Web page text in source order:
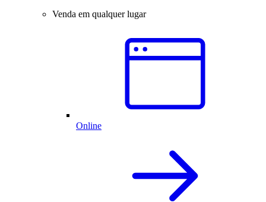
Venda em qualquer lugar
Online